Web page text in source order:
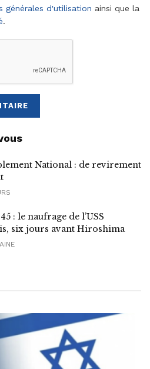
générales d'utilisation ainsi que la
.
National : de revirement
: le naufrage de l’USS
six jours avant Hiroshima